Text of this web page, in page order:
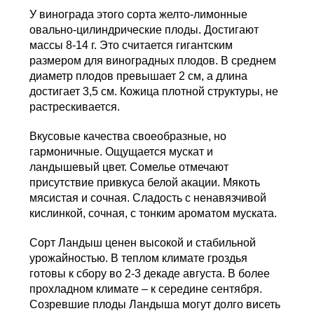
У винограда этого сорта желто-лимонные
овально-цилиндрические плоды. Достигают
массы 8-14 г. Это считается гигантским
размером для виноградных плодов. В среднем
диаметр плодов превышает 2 см, а длина
достигает 3,5 см. Кожица плотной структуры, не
растрескивается.
Вкусовые качества своеобразные, но
гармоничные. Ощущается мускат и
ландышевый цвет. Сомелье отмечают
присутствие привкуса белой акации. Мякоть
мясистая и сочная. Сладость с ненавязчивой
кислинкой, сочная, с тонким ароматом муската.
Сорт Ландыш ценен высокой и стабильной
урожайностью. В теплом климате гроздья
готовы к сбору во 2-3 декаде августа. В более
прохладном климате – к середине сентября.
Созревшие плоды Ландыша могут долго висеть